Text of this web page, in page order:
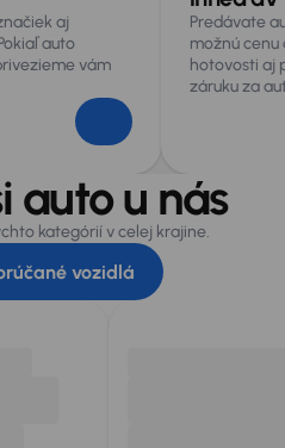
aj
auto
vám
Predávate
možnú
hotovosti aj
záruku za
auto u nás
kategórií v celej krajine.
vozidlá